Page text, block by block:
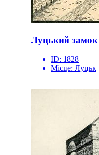
Луцький замок
ID: 1828
Місце: Луцьк